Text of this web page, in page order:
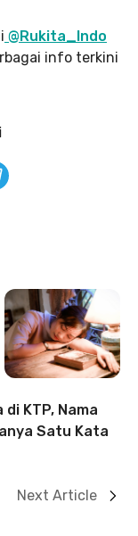
@Rukita_Indo
info terkini
KTP, Nama
Satu Kata
Next Article